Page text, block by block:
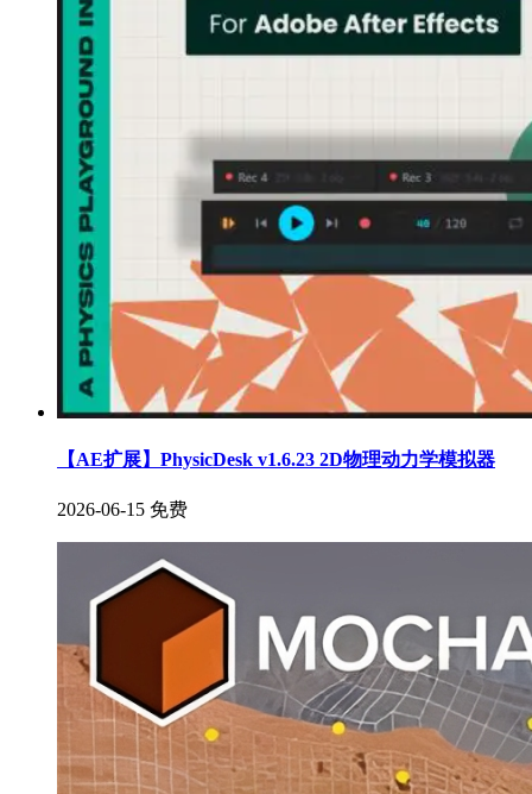
【AE扩展】PhysicDesk v1.6.23 2D物理动力学模拟器
2026-06-15 免费